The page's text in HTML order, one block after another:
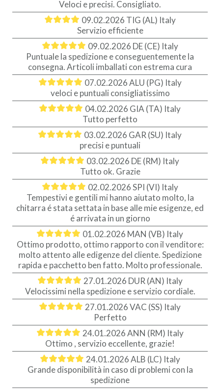
MUSICOTERAPIA
Veloci e precisi. Consigliato.
09.02.2026 TIG (AL) Italy
Servizio efficiente
09.02.2026 DE (CE) Italy
Puntuale la spedizione e conseguentemente la
consegna. Articoli imballati con estrema cura
07.02.2026ALU (PG) Italy
veloci e puntuali consigliatissimo
04.02.2026 GIA (TA) Italy
Tutto perfetto
03.02.2026 GAR (SU) Italy
precisi e puntuali
03.02.2026 DE (RM) Italy
Tutto ok. Grazie
02.02.2026SPI (VI) Italy
Tempestivi e gentili mi hanno aiutato molto, la
chitarra é stata settata in base alle mie esigenze, ed
é arrivata in un giorno
01.02.2026 MAN (VB) Italy
Ottimo prodotto, ottimo rapporto con il venditore:
molto attento alle edigenze del cliente. Spedizione
rapida e pacchetto ben fatto. Molto professionale.
27.01.2026 DUR (AN) Italy
Velocissimi nella spedizione e servizio cordiale.
27.01.2026VAC (SS) Italy
Perfetto
24.01.2026ANN (RM) Italy
Ottimo , servizio eccellente, grazie!
24.01.2026ALB (LC) Italy
Grande disponibilità in caso di problemi con la
spedizione